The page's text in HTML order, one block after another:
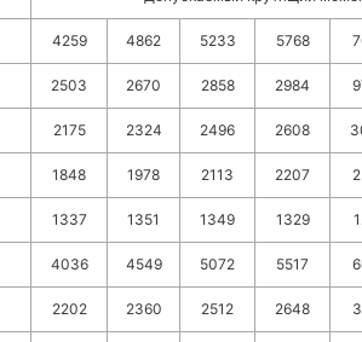
4259 4862 5233 5768
2503 2670 2858 2984
2175 2324 2496 2608
1848 1978 2113 2207
1337 1351 1349 1329
4036 4549 5072 5517
2202 2360 2512 2648